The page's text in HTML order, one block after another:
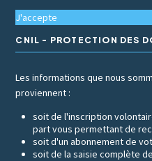
J'accepte
CNIL - PROTECTION DES
Les informations que nous
proviennent :
soit de l'inscription
part vous permettant de
soit d'un abonnement de
soit de la saisie complète